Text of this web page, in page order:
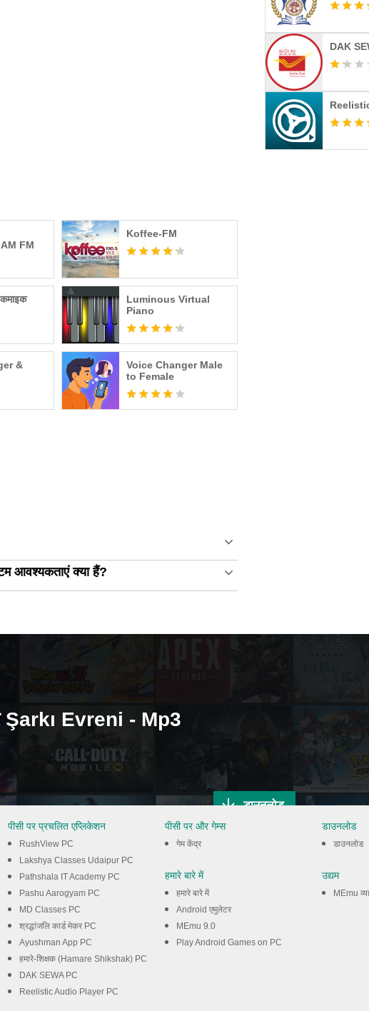
FM
Koffee-FM
Luminous Virtual
Piano
&
Voice Changer Male
to Female
आवश्यकताएं क्या हैं?
DAK
Şarkı Evreni - Mp3
डाउनलोड
पीसी पर प्रचलित एप्लिकेशन
RushView PC
Lakshya Classes Udaipur PC
Pathshala IT Academy PC
Pashu Aarogyam PC
MD Classes PC
श्रद्धांजलि कार्ड मेकर PC
Ayushman App PC
हमारे-शिक्षक (Hamare Shikshak) PC
DAK SEWA PC
Reelistic Audio Player PC
पीसी पर और गेम्स
गेम केंद्र
हमारे बारे में
हमारे बारे में
Android एमुलेटर
MEmu 9.0
Play Android Games on PC
डाउनलोड
डाउनलोड
उद्यम
MEmu